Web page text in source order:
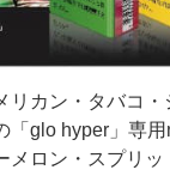
リカン・タバコ・
「glo hyper」専
メロン・スプリッ